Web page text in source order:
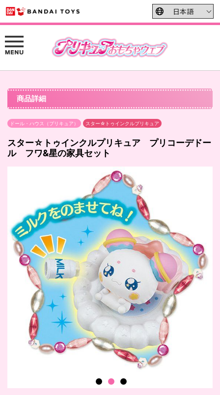
商品詳細
ドール・ハウス（プリキュア） スター☆トゥインクルプリキュア
スター☆トゥインクルプリキュア プリコーデドー
ル フワ&星の家具セット